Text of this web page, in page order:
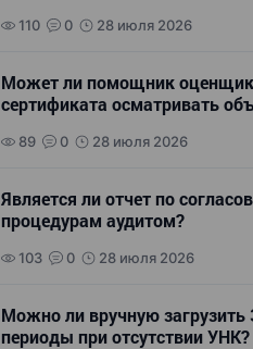
110 0 28 июля 2026
Может ли помощник
сертификата осматривать
89 0 28 июля 2026
Является ли отчет по
процедурам аудитом?
103 0 28 июля 2026
Можно ли вручную
периоды при отсутствии УНК?